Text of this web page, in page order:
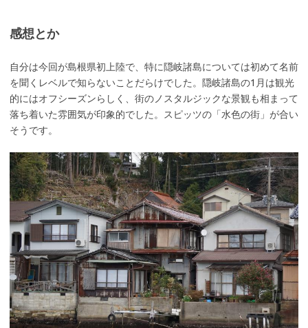
感想とか
自分は今回が島根県初上陸で、特に隠岐諸島については初めて名前
を聞くレベルで知らないことだらけでした。隠岐諸島の1月は観光
的にはオフシーズンらしく、街のノスタルジックな景観も相まって
落ち着いた雰囲気が印象的でした。スピッツの「水色の街」が合い
そうです。